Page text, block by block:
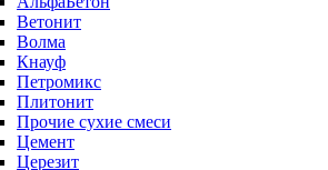
Ветонит
Волма
Кнауф
Петромикс
Плитонит
Прочие сухие смеси
Цемент
Церезит